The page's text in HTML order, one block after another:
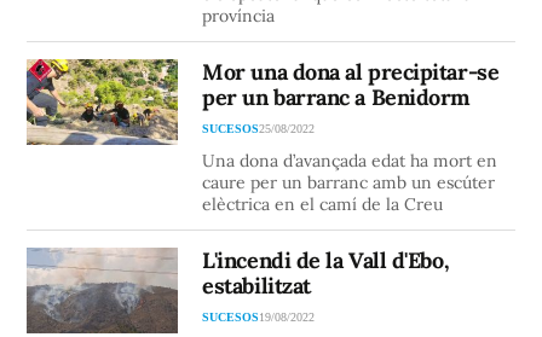
província
Mor una dona al precipitar-se
per un barranc a Benidorm
SUCESOS25/08/2022
Una dona d’avançada edat ha mort en
caure per un barranc amb un escúter
elèctrica en el camí de la Creu
L'incendi de la Vall d'Ebo,
estabilitzat
SUCESOS19/08/2022